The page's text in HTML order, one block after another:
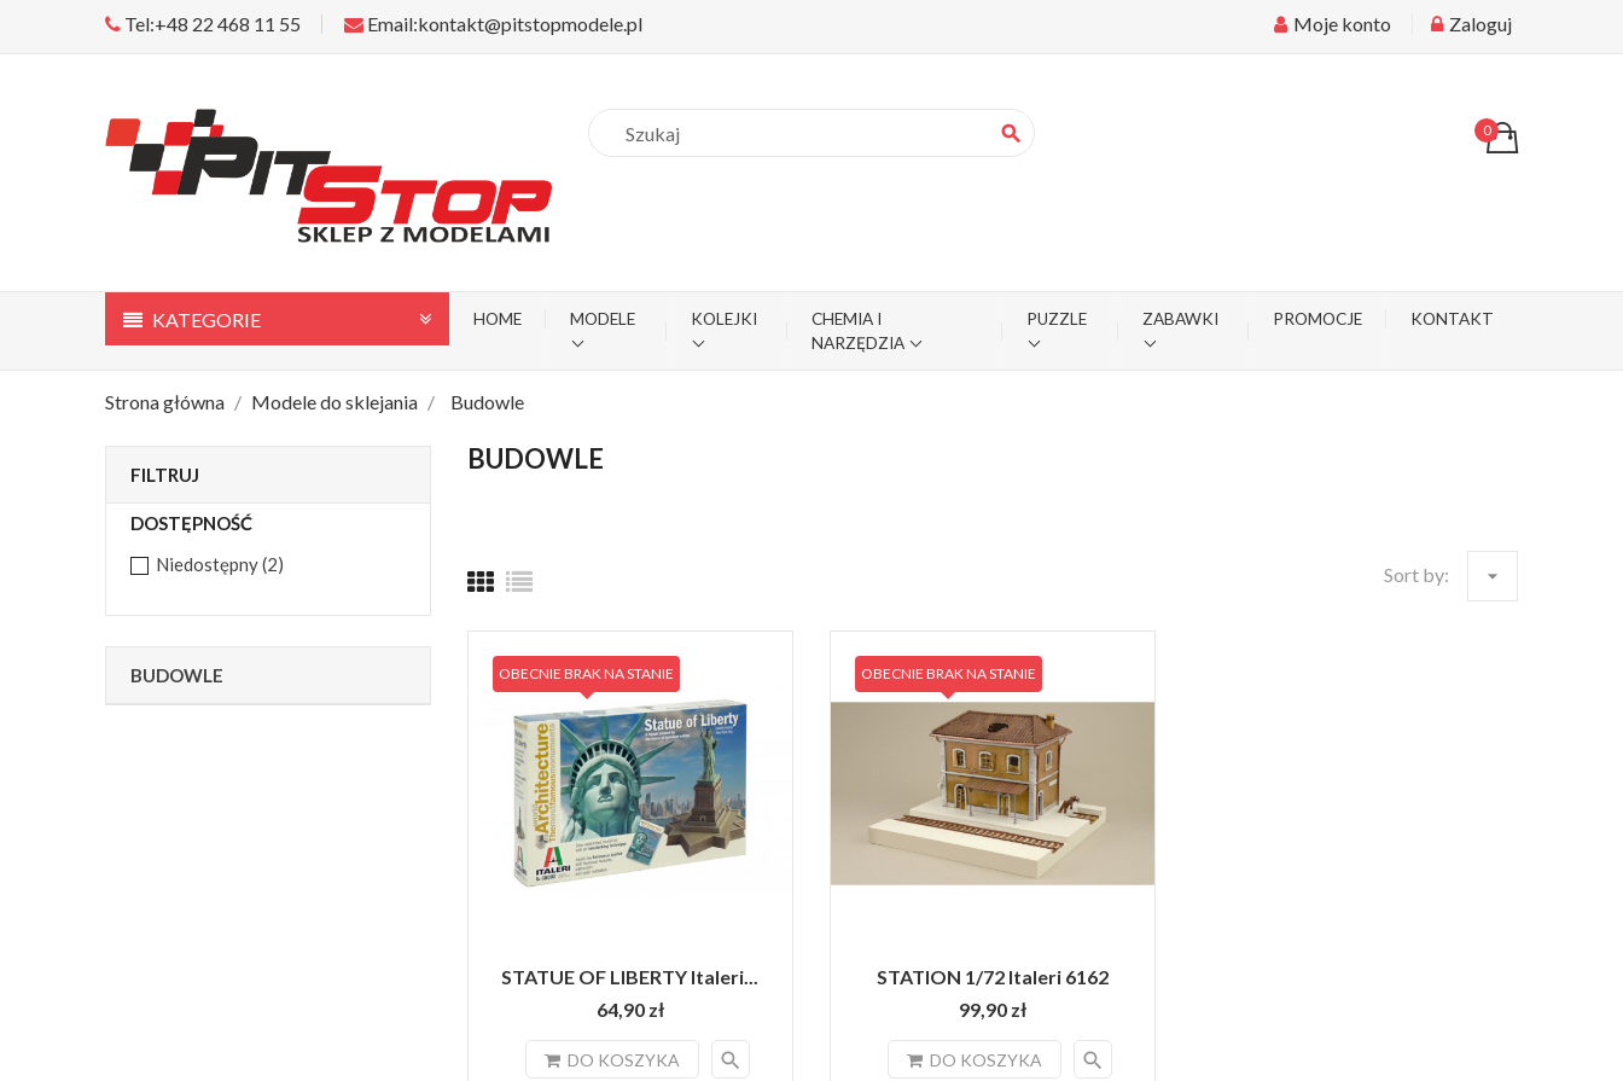
Tel:+48 22 468 11 55 Email:kontakt@pitstopmodele.pl Moje konto Zaloguj
0
search
KATEGORIE HOME MODELE KOLEJKI
CHEMIA I
NARZĘDZIA
PUZZLE ZABAWKI PROMOCJE KONTAKT
Strona główna Modele do sklejania Budowle
FILTRUJ
DOSTĘPNOŚĆ
Niedostępny(2)
BUDOWLE
BUDOWLE
Sort by: arrow_drop_down
STATUE OF LIBERTY Italeri...
64,90 zł
DO KOSZYKA search
OBECNIE BRAK NA STANIE
STATION 1/72 Italeri 6162
99,90 zł
DO KOSZYKA search
OBECNIE BRAK NA STANIE